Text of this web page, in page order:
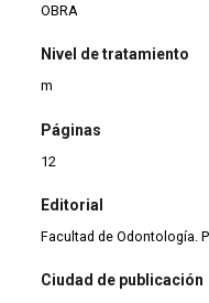
OBRA
Nivel de tratamiento
m
Páginas
12
Editorial
Facultad de Odontología.
Ciudad de publicación